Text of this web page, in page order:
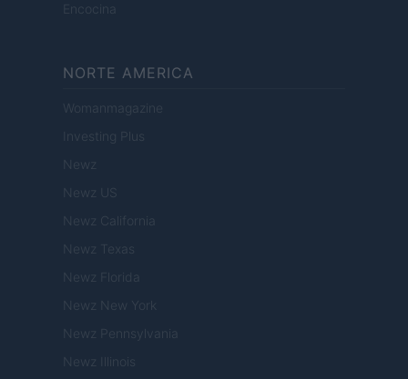
Encocina
NORTE AMERICA
Womanmagazine
Investing Plus
Newz
Newz US
Newz California
Newz Texas
Newz Florida
Newz New York
Newz Pennsylvania
Newz Illinois